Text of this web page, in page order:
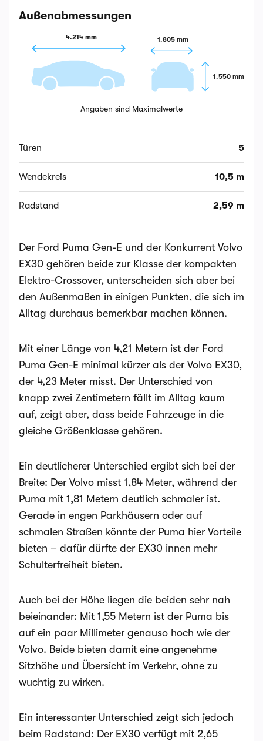
Außenabmessungen
4.214 mm 1.805 mm
1.550 mm
Angaben sind Maximalwerte
Türen 5
Wendekreis 10,5 m
Radstand 2,59 m
Der Ford Puma Gen-E und der Konkurrent Volvo
EX30 gehören beide zur Klasse der kompakten
Elektro-Crossover, unterscheiden sich aber bei
den Außenmaßen in einigen Punkten, die sich im
Alltag durchaus bemerkbar machen können.
Mit einer Länge von 4,21 Metern ist der Ford
Puma Gen-E minimal kürzer als der Volvo EX30,
der 4,23 Meter misst. Der Unterschied von
knapp zwei Zentimetern fällt im Alltag kaum
auf, zeigt aber, dass beide Fahrzeuge in die
gleiche Größenklasse gehören.
Ein deutlicherer Unterschied ergibt sich bei der
Breite: Der Volvo misst 1,84 Meter, während der
Puma mit 1,81 Metern deutlich schmaler ist.
Gerade in engen Parkhäusern oder auf
schmalen Straßen könnte der Puma hier Vorteile
bieten – dafür dürfte der EX30 innen mehr
Schulterfreiheit bieten.
Auch bei der Höhe liegen die beiden sehr nah
beieinander: Mit 1,55 Metern ist der Puma bis
auf ein paar Millimeter genauso hoch wie der
Volvo. Beide bieten damit eine angenehme
Sitzhöhe und Übersicht im Verkehr, ohne zu
wuchtig zu wirken.
Ein interessanter Unterschied zeigt sich jedoch
beim Radstand: Der EX30 verfügt mit 2,65